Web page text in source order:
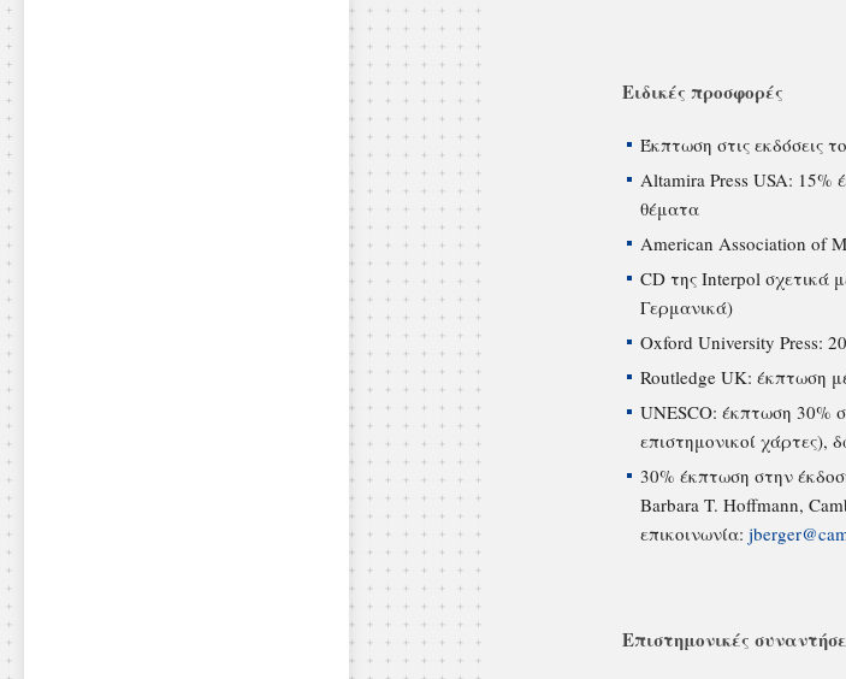
Ειδικές προσφορές
Έκπτωση στις εκδόσεις
Altamira Press USA: 15%
θέματα
American Association of
CD της Interpol σχετικά
Γερμανικά)
Oxford University Press:
Routledge UK: έκπτωση
UNESCO: έκπτωση 30%
επιστημονικοί
30% έκπτωση στην
Barbara T. Hoffmann,
επικοινωνία:
Επιστημονικές